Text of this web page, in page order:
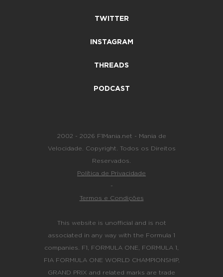
TWITTER
INSTAGRAM
THREADS
PODCAST
2002 - 2026 F1Mania.net - Mania de
Velocidade. Copyright. Todos os Direitos
Reservados.
Política de Privacidade
-
Termos e Condições
This website is unofficial and is not
associated in any way with the Formula 1
companies. F1, FORMULA ONE, FORMULA 1,
FIA FORMULA ONE WORLD CHAMPIONSHIP,
GRAND PRIX and related marks are trade